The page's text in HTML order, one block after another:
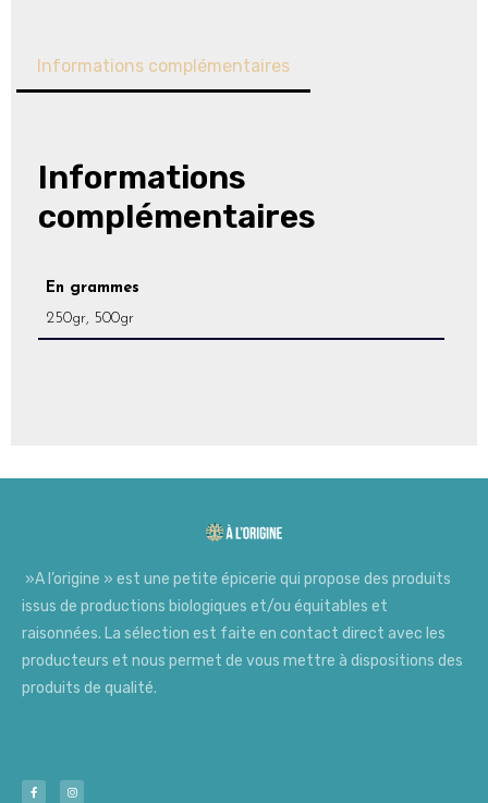
Informations complémentaires
Informations
complémentaires
En grammes
250gr, 500gr
»A l’origine » est une petite épicerie qui propose des produits
issus de productions biologiques et/ou équitables et
raisonnées. La sélection est faite en contact direct avec les
producteurs et nous permet de vous mettre à dispositions des
produits de qualité.